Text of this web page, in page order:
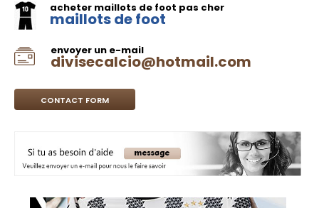
acheter maillots de foot pas cher
maillots de foot
envoyer un e-mail
divisecalcio@hotmail.com
CONTACT FORM